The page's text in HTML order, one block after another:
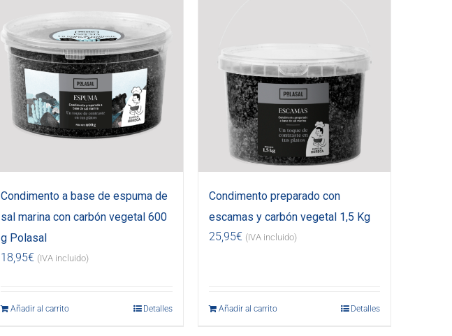
Condimento a base de espuma de
sal marina con carbón vegetal 600
g Polasal
18,95€ (IVA incluido)
Añadir al carrito Detalles
Condimento preparado con
escamas y carbón vegetal 1,5 Kg
25,95€ (IVA incluido)
Añadir al carrito Detalles